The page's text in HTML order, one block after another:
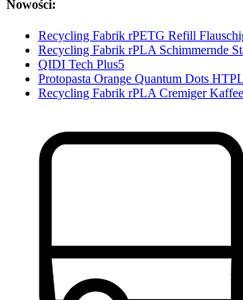
Nowości:
Recycling Fabrik rPETG Refill
Recycling Fabrik rPLA Schimmernde
QIDI Tech Plus5
Protopasta Orange Quantum Dots
Recycling Fabrik rPLA Cremiger